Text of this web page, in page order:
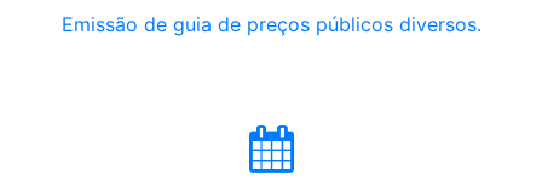
Emissão de guia de preços públicos diversos.